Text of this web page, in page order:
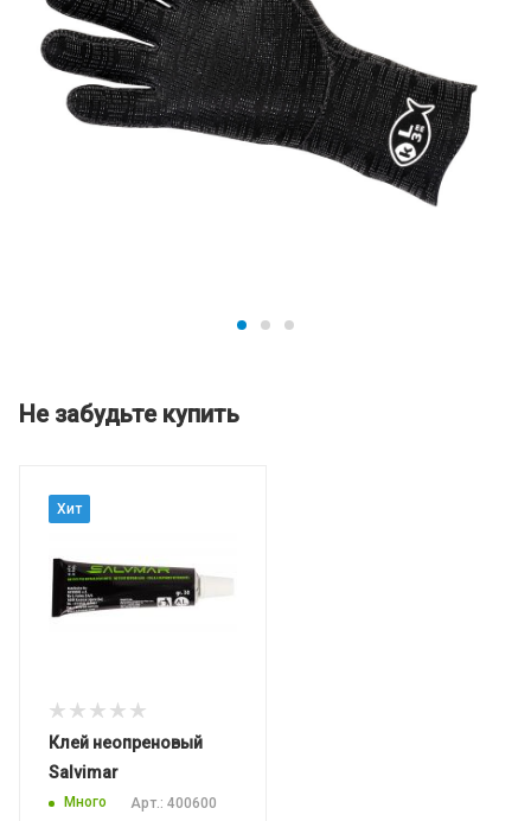
Не забудьте купить
Хит
Клей неопреновый
Salvimar
Много Арт.: 400600